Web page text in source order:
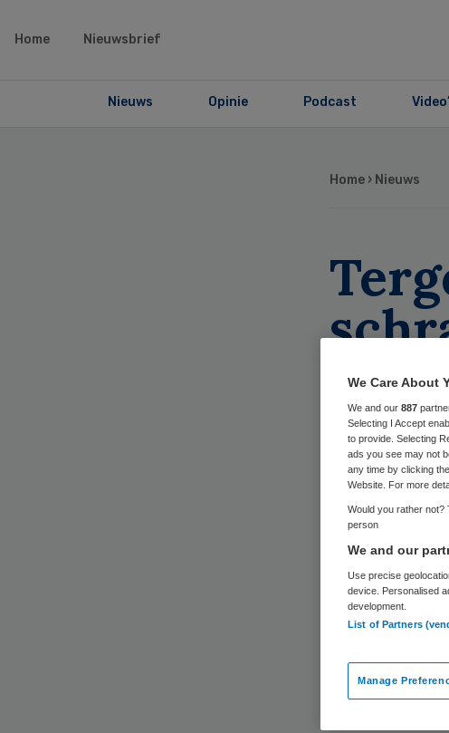
Home Nieuwsbrief
Nieuws Opinie Podcast
Home › Nieuws
We Care About
We and our 887
Selecting I Accept
to provide. Selecting
ads you see may not
any time by clicking
Website. For more
Would you rather not?
person
We and our
Use precise
device. Personalised
development.
List of Partners
Manage